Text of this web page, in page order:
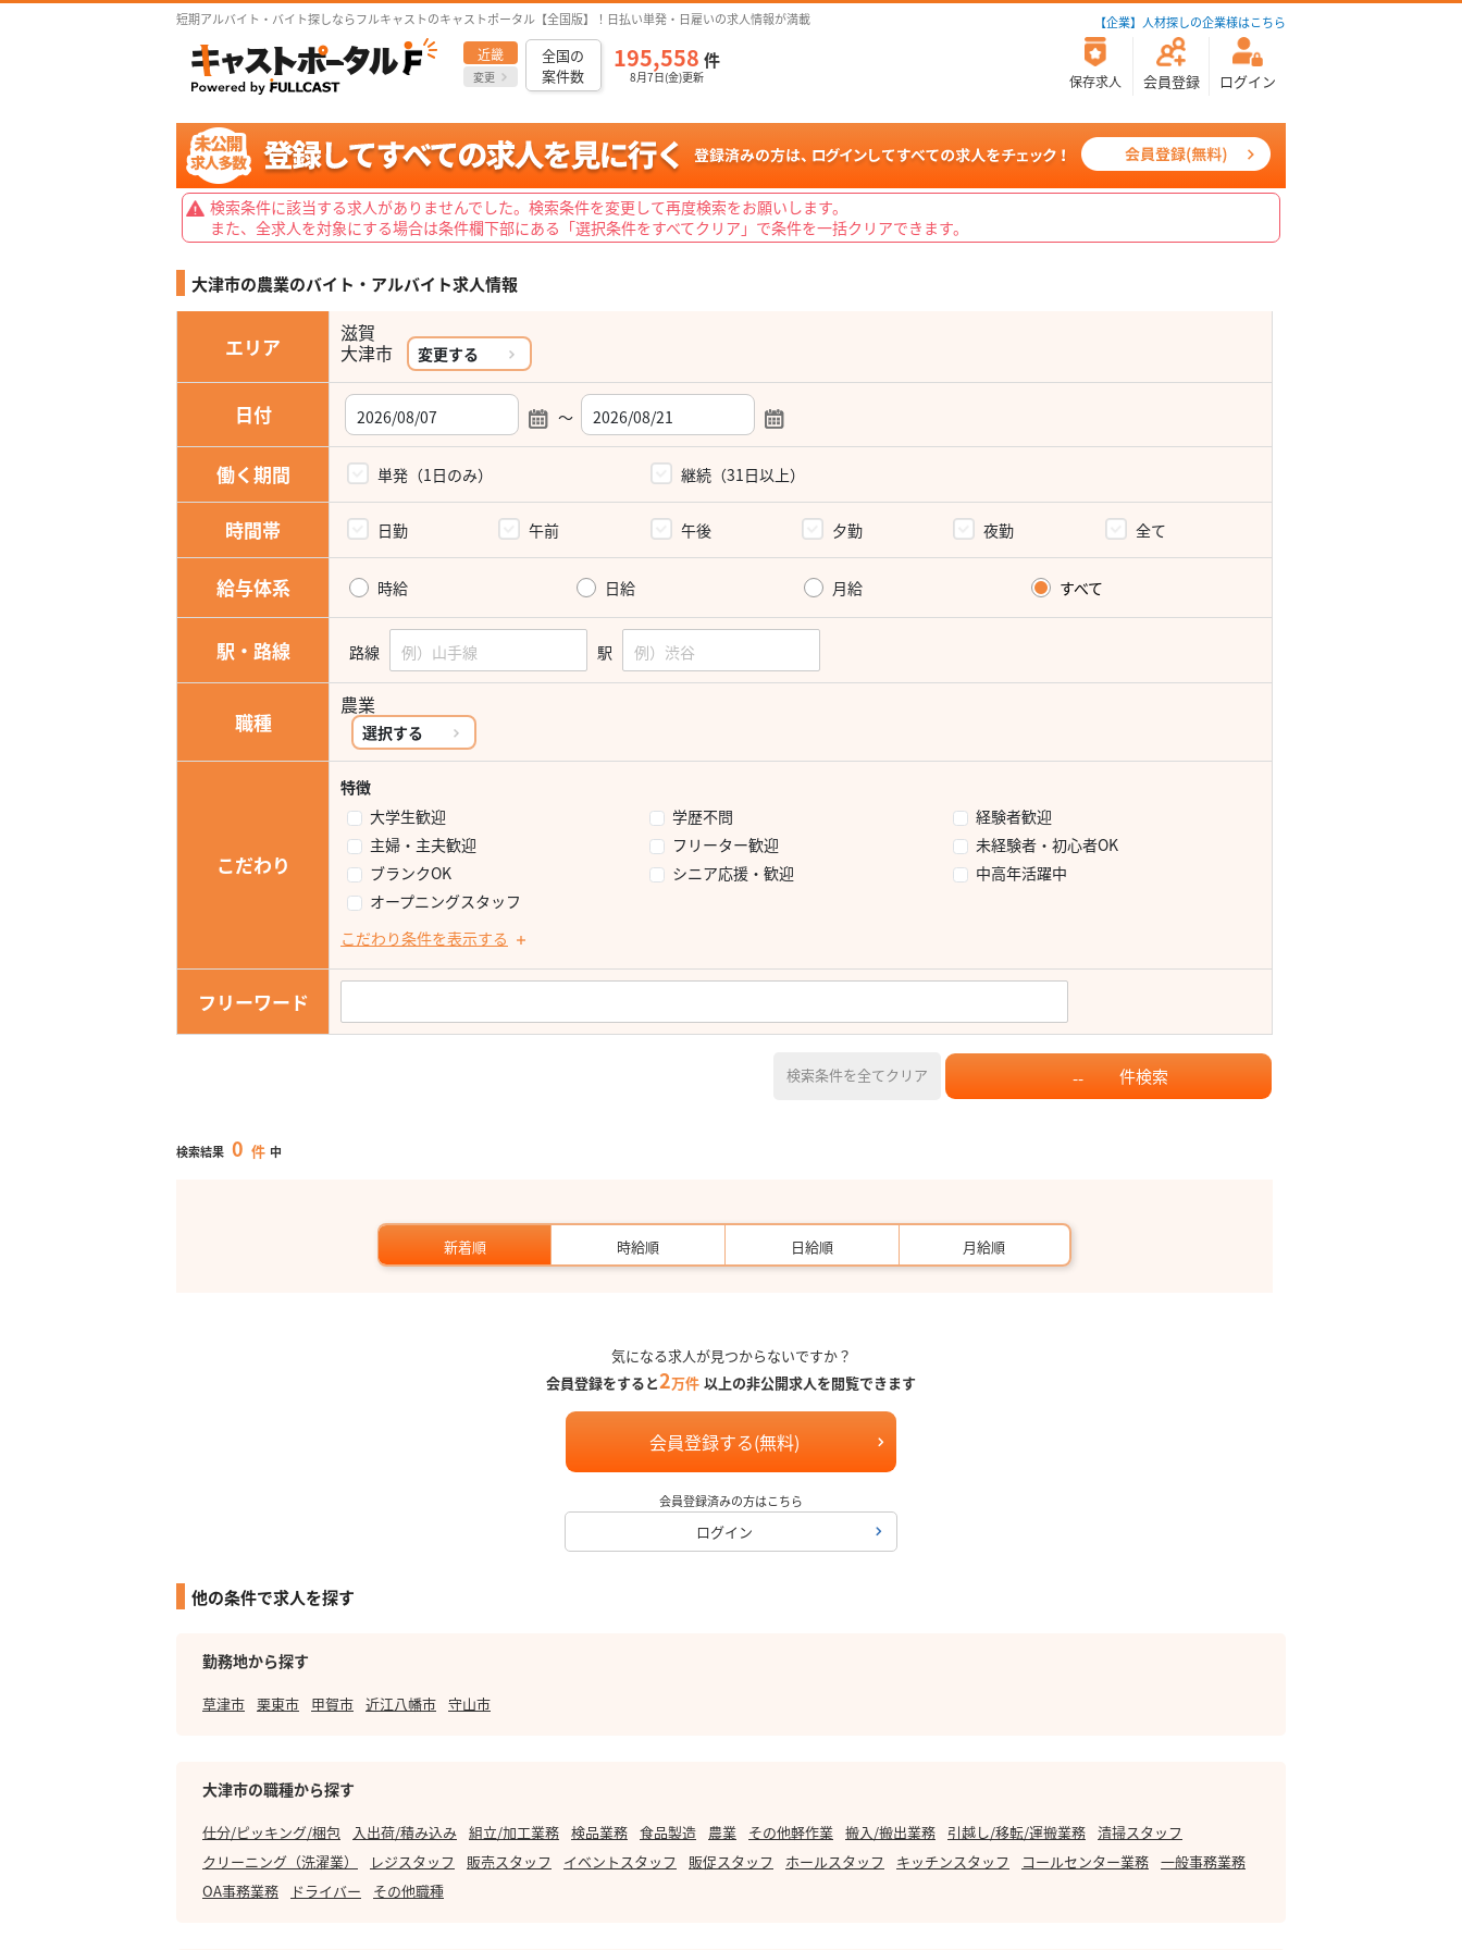
短期アルバイト・バイト探しならフルキャストのキャストポータル【全国版】！日払い単発・日雇いの求人情報が満載 【企業】人材探しの企業様はこちら
近畿
変更
全国の
案件数
195,558 件
8月7日(金)更新 保存求人 会員登録 ログイン
検索条件に該当する求人がありませんでした。検索条件を変更して再度検索をお願いします。
また、全求人を対象にする場合は条件欄下部にある「選択条件をすべてクリア」で条件を一括クリアできます。
大津市の農業のバイト・アルバイト求人情報
エリア
滋賀
大津市 変更する
日付 ～
働く期間 単発（1日のみ） 継続（31日以上）
時間帯 日勤 午前 午後 夕勤 夜勤 全て
給与体系 時給 日給 月給 すべて
駅・路線 路線 駅
職種
農業
選択する
こだわり
特徴
大学生歓迎
学歴不問
経験者歓迎
主婦・主夫歓迎
フリーター歓迎
未経験者・初心者OK
ブランクOK
シニア応援・歓迎
中高年活躍中
オープニングスタッフ
こだわり条件を表示する
フリーワード
検索条件を全てクリア -- 件検索
検索結果 0 件 中
新着順 時給順 日給順 月給順
気になる求人が見つからないですか？
会員登録をすると2万件 以上の非公開求人を閲覧できます
会員登録する(無料)
会員登録済みの方はこちら
ログイン
他の条件で求人を探す
勤務地から探す
草津市 栗東市 甲賀市 近江八幡市 守山市
大津市の職種から探す
仕分/ピッキング/梱包 入出荷/積み込み 組立/加工業務 検品業務 食品製造 農業 その他軽作業 搬入/搬出業務 引越し/移転/運搬業務 清掃スタッフ
クリーニング（洗濯業）
レジスタッフ 販売スタッフ イベントスタッフ 販促スタッフ ホールスタッフ キッチンスタッフ コールセンター業務 一般事務業務
OA事務業務
ドライバー その他職種